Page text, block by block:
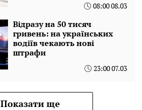
08:00 08.03
Відразу на 50 тисяч
гривень: на українських
водіїв чекають нові
штрафи
23:00 07.03
Показати ще